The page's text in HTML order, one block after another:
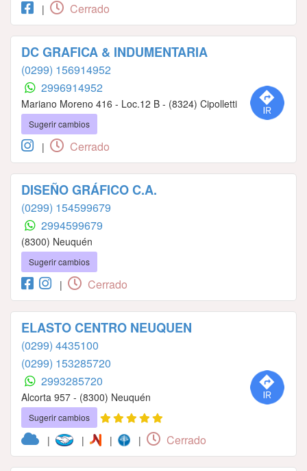
| Cerrado
DC GRAFICA & INDUMENTARIA
(0299) 156914952
2996914952
Mariano Moreno 416 - Loc.12 B - (8324) Cipolletti
Sugerir cambios
| Cerrado
DISEÑO GRÁFICO C.A.
(0299) 154599679
2994599679
(8300) Neuquén
Sugerir cambios
| Cerrado
ELASTO CENTRO NEUQUEN
(0299) 4435100
(0299) 153285720
2993285720
Alcorta 957 - (8300) Neuquén
Sugerir cambios
| | | | Cerrado